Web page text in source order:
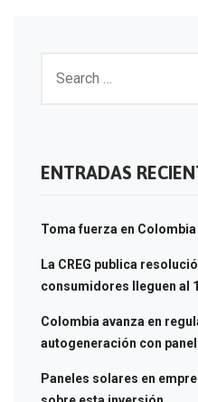
ENTRADAS
Toma fuerza en
La CREG publica
consumidores lleguen al
Colombia avanza en
autogeneración con
Paneles solares en